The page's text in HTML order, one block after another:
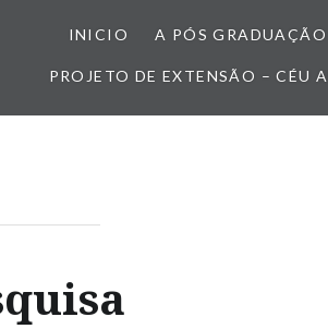
INICIO A PÓS GRADUAÇÃO
PROJETO DE EXTENSÃO – CÉU